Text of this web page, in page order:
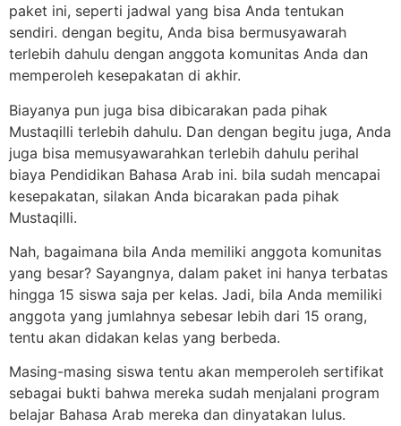
paket ini, seperti jadwal yang bisa Anda tentukan
sendiri. dengan begitu, Anda bisa bermusyawarah
terlebih dahulu dengan anggota komunitas Anda dan
memperoleh kesepakatan di akhir.
Biayanya pun juga bisa dibicarakan pada pihak
Mustaqilli terlebih dahulu. Dan dengan begitu juga, Anda
juga bisa memusyawarahkan terlebih dahulu perihal
biaya Pendidikan Bahasa Arab ini. bila sudah mencapai
kesepakatan, silakan Anda bicarakan pada pihak
Mustaqilli.
Nah, bagaimana bila Anda memiliki anggota komunitas
yang besar? Sayangnya, dalam paket ini hanya terbatas
hingga 15 siswa saja per kelas. Jadi, bila Anda memiliki
anggota yang jumlahnya sebesar lebih dari 15 orang,
tentu akan didakan kelas yang berbeda.
Masing-masing siswa tentu akan memperoleh sertifikat
sebagai bukti bahwa mereka sudah menjalani program
belajar Bahasa Arab mereka dan dinyatakan lulus.